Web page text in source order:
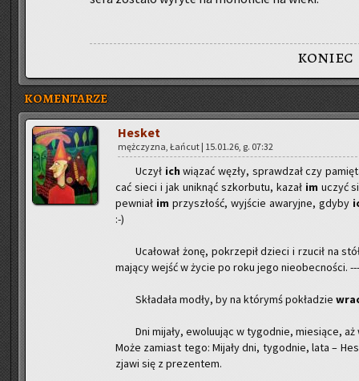
koniec
KOMENTARZE
He­sket
męż­czy­zna, Łań­cut | 15.01.26, g. 07:32
Uczył ichwią­zać węzły, spraw­dzał czy
cać sieci i jak unik­nąć szkor­bu­tu, kazałimuczyć
pew­niał im przy­szłość, wyj­ście awa­ryj­ne, gdyby
:-)
Uca­ło­wał żonę, po­krze­pił dzie­ci i rzu­cił na
ma­ją­cy wejść w życie po roku jego nie­obec­no­ści.
Skła­da­ła modły, by na któ­rymś po­kła­dzie
Dni mi­ja­ły, ewo­lu­ując w ty­go­dnie, mie­sią­ce,
Może za­miast tego: Mi­ja­ły dni, ty­go­dnie, lata –
zjawi się z pre­zen­tem.